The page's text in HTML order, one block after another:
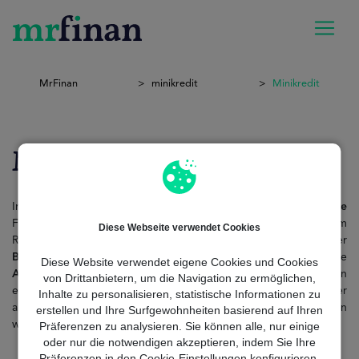
Diese Webseite verwendet Cookies
Diese Website verwendet eigene Cookies und Cookies
von Drittanbietern, um die Navigation zu ermöglichen,
Inhalte zu personalisieren, statistische Informationen zu
erstellen und Ihre Surfgewohnheiten basierend auf Ihren
Präferenzen zu analysieren. Sie können alle, nur einige
oder nur die notwendigen akzeptieren, indem Sie Ihre
MrFinan minikredit Minikredit
Minikredit
In Deutschland ist ein Minikredit eine schnelle und
effiziente
Finanzlösung für kurzfristige Liquiditätsbedarfe – immer im
Rahmen des Kreditwesengesetzes (KWG) und unter Aufsicht der
BaFin . Diese kurzfristigen Kredite erfüllen klare gesetzliche
Anforderungen , gewährleisten Verbraucherschutz und bieten
einen einfachenZugang– ohne in zweifelhafte oder
ausbeuterische Praktiken zu geraten. ImFolgendenbeleuchten
wir zentrale Aspekte des Minikredits inDeutschland.